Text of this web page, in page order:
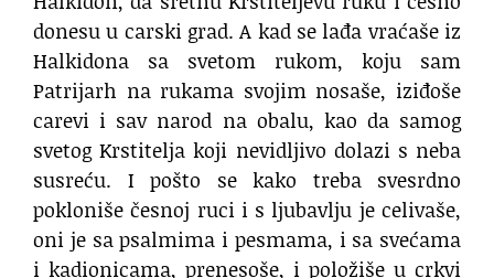
donesu u carski grad. A kad se lađa vraćaše iz
Halkidona sa svetom rukom, koju sam
Patrijarh na rukama svojim nosaše, iziđoše
carevi i sav narod na obalu, kao da samog
svetog Krstitelja koji nevidljivo dolazi s neba
susreću. I pošto se kako treba svesrdno
pokloniše česnoj ruci i s ljubavlju je celivaše,
oni je sa psalmima i pesmama, i sa svećama
i kadionicama, prenesoše, i položiše u crkvi